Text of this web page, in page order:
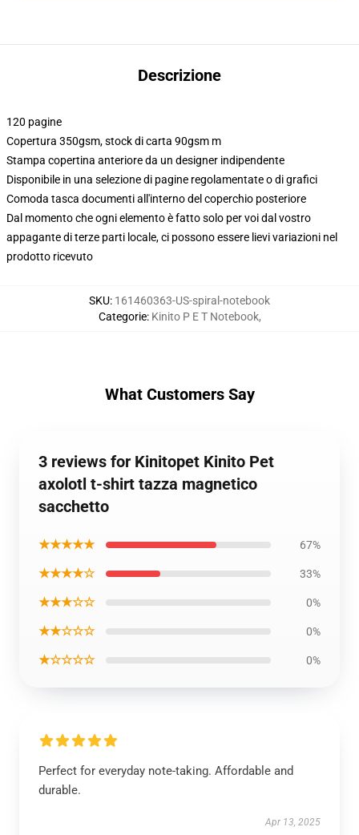
Descrizione
120 pagine
Copertura 350gsm, stock di carta 90gsm m
Stampa copertina anteriore da un designer indipendente
Disponibile in una selezione di pagine regolamentate o di grafici
Comoda tasca documenti all'interno del coperchio posteriore
Dal momento che ogni elemento è fatto solo per voi dal vostro
appagante di terze parti locale, ci possono essere lievi variazioni nel
prodotto ricevuto
SKU: 161460363-US-spiral-notebook
Categorie: Kinito P E T Notebook,
What Customers Say
3 reviews for Kinitopet Kinito Pet
axolotl t-shirt tazza magnetico
sacchetto
★★★★★ 67%
★★★★☆ 33%
★★★☆☆ 0%
★★☆☆☆ 0%
★☆☆☆☆ 0%
Perfect for everyday note-taking. Affordable and
durable.
Apr 13, 2025